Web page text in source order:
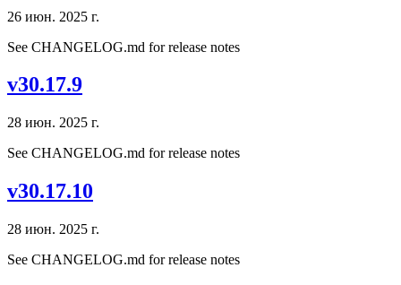
26 июн. 2025 г.
See CHANGELOG.md for release notes
v30.17.9
28 июн. 2025 г.
See CHANGELOG.md for release notes
v30.17.10
28 июн. 2025 г.
See CHANGELOG.md for release notes